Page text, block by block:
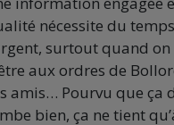
nécessite du
surtout quand on
aux ordres de
amis… Pourvu que ça
bien, ça ne tient